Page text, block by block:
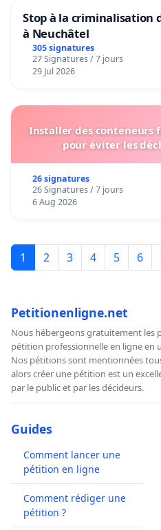
Stop à la criminalisation
à Neuchâtel
305 signatures
27 Signatures / 7 jours
29 Jul 2026
Installer des conteneurs
pour éviter les
26 signatures
26 Signatures / 7 jours
6 Aug 2026
1 2 3 4 5 6
Petitionenligne.net
Nous hébergeons gratuitement les
pétition professionnelle en ligne en
Nos pétitions sont mentionnées
alors créer une pétition est un
par le public et par les décideurs.
Guides
Comment lancer une
pétition en ligne
Comment rédiger une
pétition ?